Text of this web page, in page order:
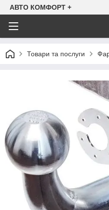
АВТО КОМФОРТ +
Товари та послуги